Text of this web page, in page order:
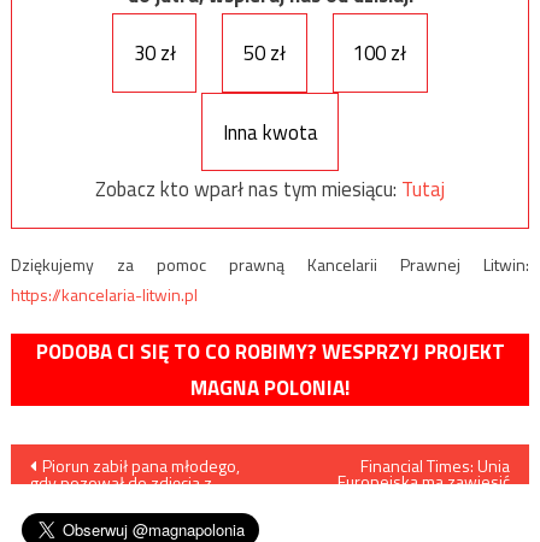
30 zł
50 zł 100 zł
Inna kwota
Zobacz kto wparł nas tym miesiącu: Tutaj
Dziękujemy za pomoc prawną Kancelarii Prawnej Litwin:
https://kancelaria-litwin.pl
PODOBA CI SIĘ TO CO ROBIMY? WESPRZYJ PROJEKT
MAGNA POLONIA!
Nawigacja
wpisu
Piorun zabił pana młodego,
gdy pozował do zdjęcia z
Financial Times: Unia
Europejska ma zawiesić